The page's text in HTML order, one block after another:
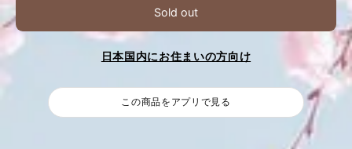
Sold out
日本国内にお住まいの方向け
この商品をアプリで見る